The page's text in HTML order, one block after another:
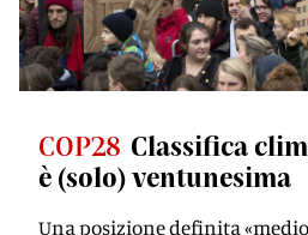
COP28 Classifica
è (solo) ventunesima
Una posizione definita